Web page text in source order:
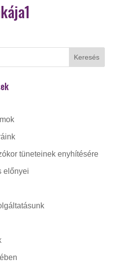
tüneteinek enyhítésére
előnyei